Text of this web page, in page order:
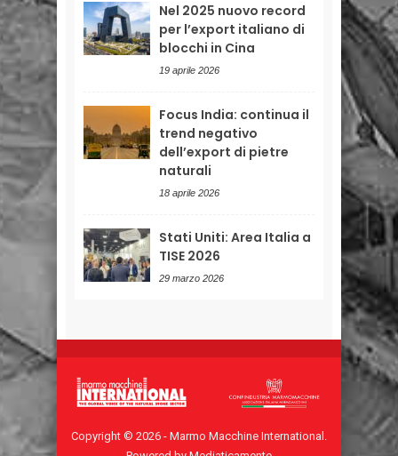
Nel 2025 nuovo record
per l’export italiano di
blocchi in Cina
19 aprile 2026
Focus India: continua il
trend negativo
dell’export di pietre
naturali
18 aprile 2026
Stati Uniti: Area Italia a
TISE 2026
29 marzo 2026
Copyright © 2026 - Marmo Macchine International.